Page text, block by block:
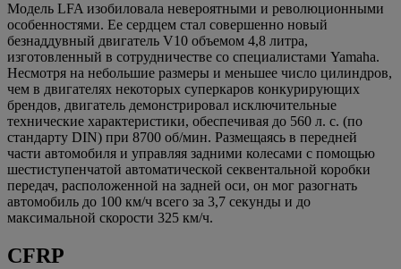
Модель LFA изобиловала невероятными и революционными
особенностями. Ее сердцем стал совершенно новый
безнаддувный двигатель V10 объемом 4,8 литра,
изготовленный в сотрудничестве со специалистами Yamaha.
Несмотря на небольшие размеры и меньшее число цилиндров,
чем в двигателях некоторых суперкаров конкурирующих
брендов, двигатель демонстрировал исключительные
технические характеристики, обеспечивая до 560 л. с. (по
стандарту DIN) при 8700 об/мин. Размещаясь в передней
части автомобиля и управляя задними колесами с помощью
шестиступенчатой автоматической секвентальной коробки
передач, расположенной на задней оси, он мог разогнать
автомобиль до 100 км/ч всего за 3,7 секунды и до
максимальной скорости 325 км/ч.
CFRP